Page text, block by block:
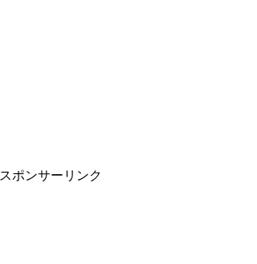
スポンサーリンク